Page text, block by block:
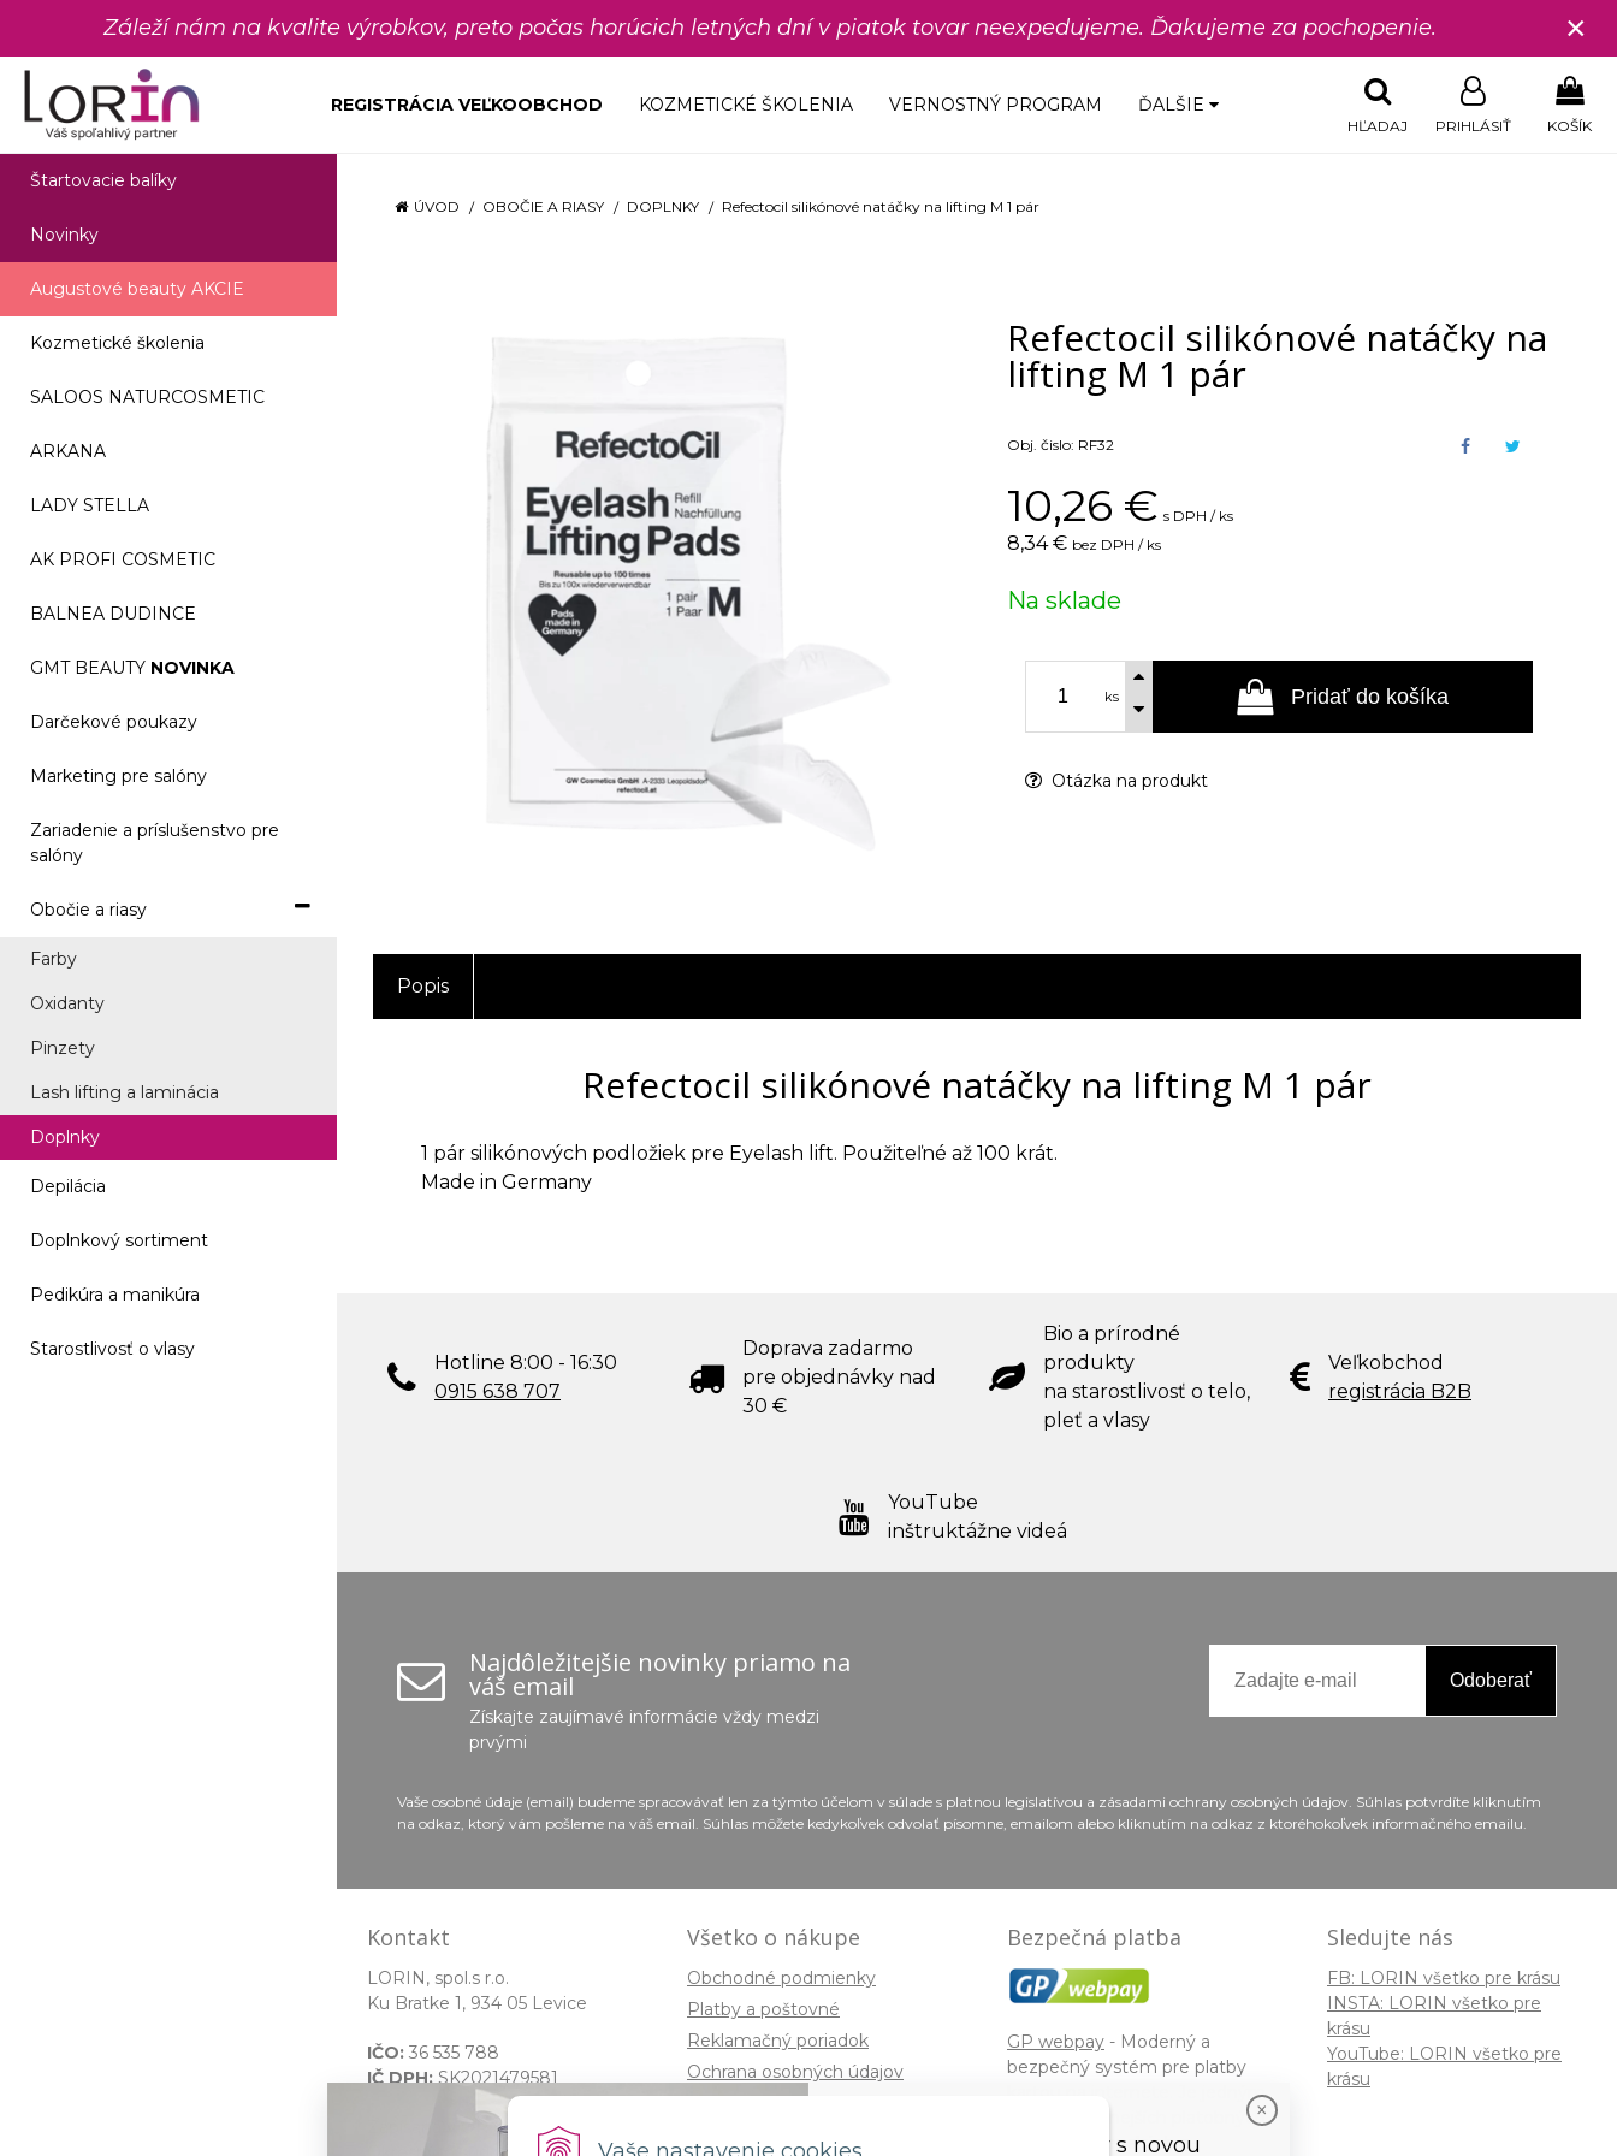
Záleží nám na kvalite výrobkov, preto počas horúcich letných dní v piatok tovar neexpedujeme. Ďakujeme za pochopenie. ×
REGISTRÁCIA VEĽKOOBCHOD KOZMETICKÉ ŠKOLENIA VERNOSTNÝ PROGRAM ĎALŠIE
KOŠÍK
PRIHLÁSIŤ
HĽADAJ
Štartovacie balíky
Novinky
Augustové beauty AKCIE
Kozmetické školenia
SALOOS NATURCOSMETIC
ARKANA
LADY STELLA
AK PROFI COSMETIC
BALNEA DUDINCE
GMT BEAUTY NOVINKA
Darčekové poukazy
Marketing pre salóny
Zariadenie a príslušenstvo pre
salóny
Obočie a riasy
Farby
Oxidanty
Pinzety
Lash lifting a laminácia
Doplnky
Depilácia
Doplnkový sortiment
Pedikúra a manikúra
Starostlivosť o vlasy
ÚVOD OBOČIE A RIASY DOPLNKY Refectocil silikónové natáčky na lifting M 1 pár
Refectocil silikónové natáčky na
lifting M 1 pár
Obj. čislo: RF32
10,26 € s DPH / ks
8,34 € bez DPH / ks
Na sklade
ks Pridať do košíka
Otázka na produkt
Popis
Refectocil silikónové natáčky na lifting M 1 pár
1 pár silikónových podložiek pre Eyelash lift. Použiteľné až 100 krát.
Made in Germany
Hotline 8:00 - 16:30
0915 638 707
Doprava zadarmo
pre objednávky nad
30 €
Bio a prírodné
produkty
na starostlivosť o telo,
pleť a vlasy
Veľkobchod
registrácia B2B
YouTube
inštruktážne videá
Najdôležitejšie novinky priamo na
váš email
Získajte zaujímavé informácie vždy medzi
prvými
Odoberať
Vaše osobné údaje (email) budeme spracovávať len za týmto účelom v súlade s platnou legislatívou a zásadami ochrany osobných údajov. Súhlas potvrdíte kliknutím
na odkaz, ktorý vám pošleme na váš email. Súhlas môžete kedykoľvek odvolať písomne, emailom alebo kliknutím na odkaz z ktoréhokoľvek informačného emailu.
Kontakt
LORIN, spol.s r.o.
Ku Bratke 1, 934 05 Levice
IČO: 36 535 788
IČ DPH:SK2021479581
Zapísaná v OR vedenom
Všetko o nákupe
Obchodné podmienky
Platby a poštovné
Reklamačný poriadok
Ochrana osobných údajov
Súbory cookies
Bezpečná platba
GP webpay - Moderný a
bezpečný systém pre platby
kartou na internete. Je jedným
z najpoužívanejších platobných
brán na slovenských e-
Sledujte nás
FB: LORIN všetko pre krásu
INSTA: LORIN všetko pre
krásu
YouTube: LORIN všetko pre
krásu
Spojenie prírody a vedy s novou